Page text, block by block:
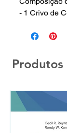
- 1 Crivo de
Produtos